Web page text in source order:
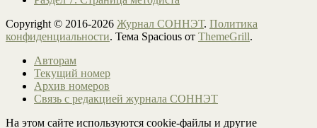
Copyright © 2016-2026 Журнал СОННЭТ. Политика
конфиденциальности. Тема Spacious от ThemeGrill.
Авторам
Текущий номер
Архив номеров
Связь с редакцией журнала СОННЭТ
На этом сайте используются cookie-файлы и другие